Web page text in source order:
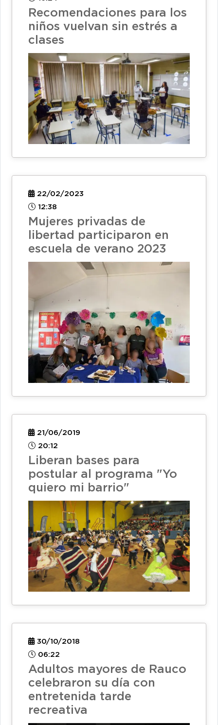
Recomendaciones para los
niños vuelvan sin estrés a
clases
22/02/2023
12:38
Mujeres privadas de
libertad participaron en
escuela de verano 2023
21/06/2019
20:12
Liberan bases para
postular al programa "Yo
quiero mi barrio"
30/10/2018
06:22
Adultos mayores de Rauco
celebraron su día con
entretenida tarde
recreativa